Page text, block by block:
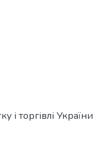
і торгівлі України